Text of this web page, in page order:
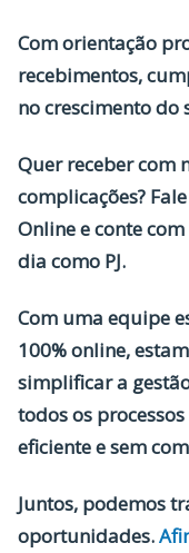
Com orientação
recebimentos,
no crescimento do
Quer receber com
complicações?
Online e conte
dia como PJ.
Com uma equipe
100% online,
simplificar a
todos os
eficiente e sem
Juntos, podemos
oportunidades.